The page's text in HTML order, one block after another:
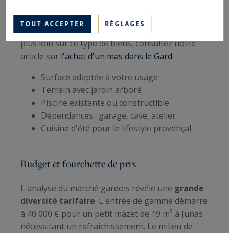
proposent des parcelles de2 500 à 3 800 m²
offrant un véritable écrin de verdure. Pour aller
plus loin sur ce type de biens, consultez notre
article sur l'achat d'un mas dans le Gard.
Surface adaptée à votre usage
Terrain avec jardin arboré
Piscine existante ou constructible
Dépendances : garage, cave, atelier
Cuisine d'été pour le lifestyle provençal
Budget et fourchette de prix
L'analyse du marché gardois révèle une grande
diversité tarifaire. L'entrée de gamme démarre
à 40 000 € pour un petit mazet de 19 m² à Junas
nécessitant un rafraîchissement. Le milieu de
TOUT ACCEPTER RÉGLAGES